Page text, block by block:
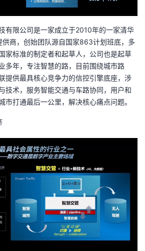
有限公司是一家成立于2010年的一家清华
供商，创始团队源自国家863计划班底，多
家标准的制定者和起草人，公司也是起草
多年，专注智慧的路，目前围绕城市路
提供最具核心竞争力的信控引擎底座，涉
技术，服务智能交通与车路协同，用户和
市打通最后一公里，解决核心痛点问题。